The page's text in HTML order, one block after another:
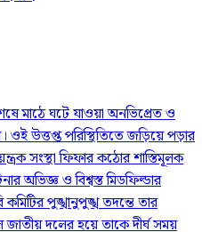
মাঠে ঘটে যাওয়া অনভিপ্রেত ও
উত্তপ্ত পরিস্থিতিতে জড়িয়ে পড়ার
সংস্থা ফিফার কঠোর শাস্তিমূলক
অভিজ্ঞ ও বিশ্বস্ত মিডফিল্ডার
কমিটির পুঙ্খানুপুঙ্খ তদন্তে তার
দলের হয়ে তাকে দীর্ঘ সময়